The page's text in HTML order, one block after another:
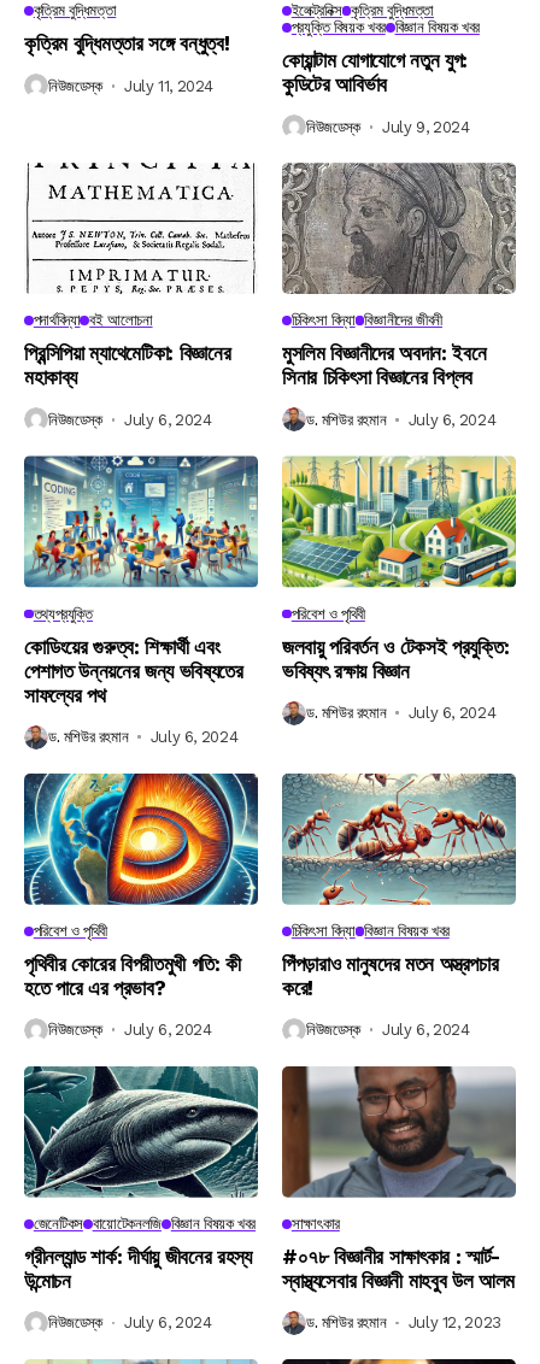
কৃত্রিম বুদ্ধিমত্তা
কৃত্রিম বুদ্ধিমত্তার সঙ্গে বন্ধুত্ব!
নিউজডেস্ক July 11, 2024
ইলেক্ট্রনিক্স কৃত্রিম বুদ্ধিমত্তা
প্রযুক্তি বিষয়ক খবর বিজ্ঞান বিষয়ক খবর
কোয়ান্টাম যোগাযোগে নতুন যুগ:
কুডিটের আবির্ভাব
নিউজডেস্ক July 9, 2024
পদার্থবিদ্যা বই আলোচনা
প্রিন্সিপিয়া ম্যাথেমেটিকা: বিজ্ঞানের
মহাকাব্য
নিউজডেস্ক July 6, 2024
চিকিৎসা বিদ্যা বিজ্ঞানীদের জীবনী
মুসলিম বিজ্ঞানীদের অবদান: ইবনে
সিনার চিকিৎসা বিজ্ঞানের বিপ্লব
ড. মশিউর রহমান July 6, 2024
তথ্যপ্রযুক্তি
কোডিংয়ের গুরুত্ব: শিক্ষার্থী এবং
পেশাগত উন্নয়নের জন্য ভবিষ্যতের
সাফল্যের পথ
ড. মশিউর রহমান July 6, 2024
পরিবেশ ও পৃথিবী
জলবায়ু পরিবর্তন ও টেকসই প্রযুক্তি:
ভবিষ্যৎ রক্ষায় বিজ্ঞান
ড. মশিউর রহমান July 6, 2024
পরিবেশ ও পৃথিবী
পৃথিবীর কোরের বিপরীতমুখী গতি: কী
হতে পারে এর প্রভাব?
নিউজডেস্ক July 6, 2024
চিকিৎসা বিদ্যা বিজ্ঞান বিষয়ক খবর
পিঁপড়ারাও মানুষদের মতন অস্ত্রপচার
করে!
নিউজডেস্ক July 6, 2024
জেনেটিকস বায়োটেকনলজি বিজ্ঞান বিষয়ক খবর
গ্রীনল্যান্ড শার্ক: দীর্ঘায়ু জীবনের রহস্য
উন্মোচন
নিউজডেস্ক July 6, 2024
সাক্ষাৎকার
#০৭৮ বিজ্ঞানীর সাক্ষাৎকার : স্মার্ট-
স্বাস্থ্যসেবার বিজ্ঞানী মাহবুব উল আলম
ড. মশিউর রহমান July 12, 2023